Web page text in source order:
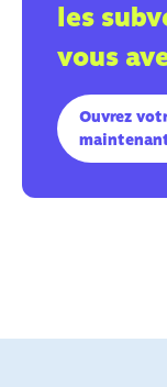
les
vous
Ouvrez